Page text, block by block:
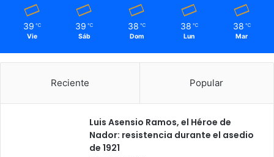
39 ℃
Vie
39 ℃
Sáb
38 ℃
Dom
38 ℃
Lun
38 ℃
Mar
Reciente Popular
Luis Asensio Ramos, el Héroe de
Nador: resistencia durante el asedio
de 1921